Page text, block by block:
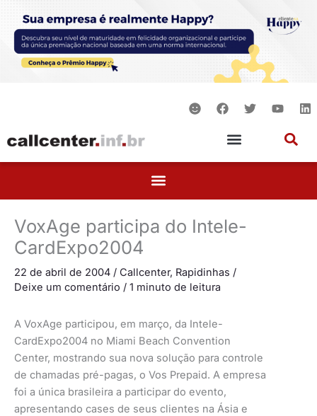
conteúdo
S
m
F
a
e
b
o
T
w
e
Y
o
b
L
i
d
VoxAge participa do Intele-
CardExpo2004
22 de abril de 2004 / Callcenter, Rapidinhas /
Deixe um comentário / 1 minuto de leitura
A VoxAge participou, em março, da Intele-
CardExpo2004 no Miami Beach Convention
Center, mostrando sua nova solução para controle
de chamadas pré-pagas, o Vos Prepaid. A empresa
foi a única brasileira a participar do evento,
apresentando cases de seus clientes na Ásia e